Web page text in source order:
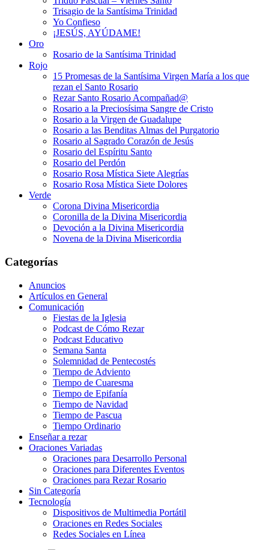
Trisagio de la Santísima Trinidad
Yo Confieso
¡JESÚS, AYÚDAME!
Oro
Rosario de la Santísima Trinidad
Rojo
15 Promesas de la Santísima Virgen María a los que
rezan el Santo Rosario
Rezar Santo Rosario Acompañad@
Rosario a la Preciosísima Sangre de Cristo
Rosario a la Virgen de Guadalupe
Rosario a las Benditas Almas del Purgatorio
Rosario al Sagrado Corazón de Jesús
Rosario del Espíritu Santo
Rosario del Perdón
Rosario Rosa Mística Siete Alegrías
Rosario Rosa Mística Siete Dolores
Verde
Corona Divina Misericordia
Coronilla de la Divina Misericordia
Devoción a la Divina Misericordia
Novena de la Divina Misericordia
Categorías
Anuncios
Artículos en General
Comunicación
Fiestas de la Iglesia
Podcast de Cómo Rezar
Podcast Educativo
Semana Santa
Solemnidad de Pentecostés
Tiempo de Adviento
Tiempo de Cuaresma
Tiempo de Epifanía
Tiempo de Navidad
Tiempo de Pascua
Tiempo Ordinario
Enseñar a rezar
Oraciones Variadas
Oraciones para Desarrollo Personal
Oraciones para Diferentes Eventos
Oraciones para Rezar Rosario
Sin Categoría
Tecnología
Dispositivos de Multimedia Portátil
Oraciones en Redes Sociales
Redes Sociales en Línea